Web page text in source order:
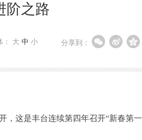
阶之路
分享到：
： 大 中 小
，这是丰台连续第四年召开“新春第一